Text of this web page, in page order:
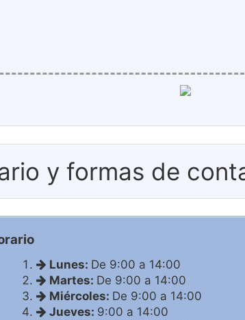
y formas de
Lunes: De 9:00 a 14:00
Martes: De 9:00 a 14:00
Miércoles: De 9:00 a 14:00
Jueves: 9:00 a 14:00